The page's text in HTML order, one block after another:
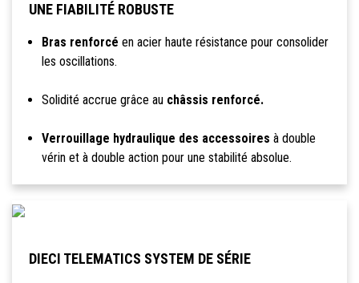
UNE FIABILITÉ ROBUSTE
Bras renforcé en acier haute résistance pour consolider
les oscillations.
Solidité accrue grâce au châssis renforcé.
Verrouillage hydraulique des accessoires à double
vérin et à double action pour une stabilité absolue.
DIECI TELEMATICS SYSTEM DE SÉRIE